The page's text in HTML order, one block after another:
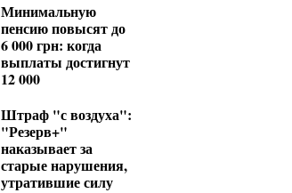
Минимальную
пенсию повысят до
6 000 грн: когда
выплаты достигнут
12 000
Штраф "с воздуха":
"Резерв+"
наказывает за
старые нарушения,
утратившие силу